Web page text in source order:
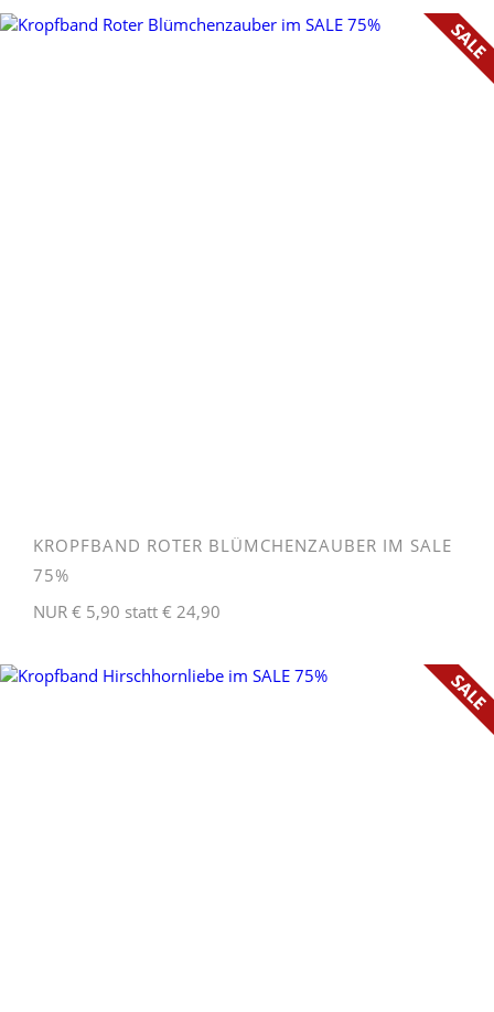
KROPFBAND ROTER BLÜMCHENZAUBER IM SALE
75%
NUR € 5,90 statt € 24,90